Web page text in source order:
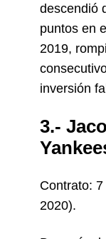
descendió
puntos en
2019,
inversión
3.-
Contrato:
2020).